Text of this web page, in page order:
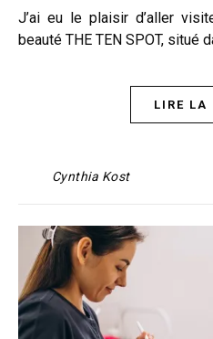
J’ai eu le plaisir d’aller visiter la 4e succursale du bar
beauté THE TEN SPOT, situé
LIRE LA
Cynthia Kost